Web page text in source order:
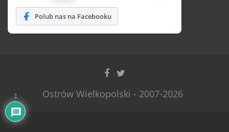
Polub nas na Facebooku
Ostrów Wielkopolski - 2007-2026
1